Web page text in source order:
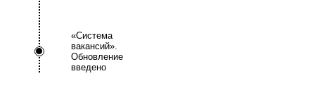
«Система
вакансий».
Обновление
введено